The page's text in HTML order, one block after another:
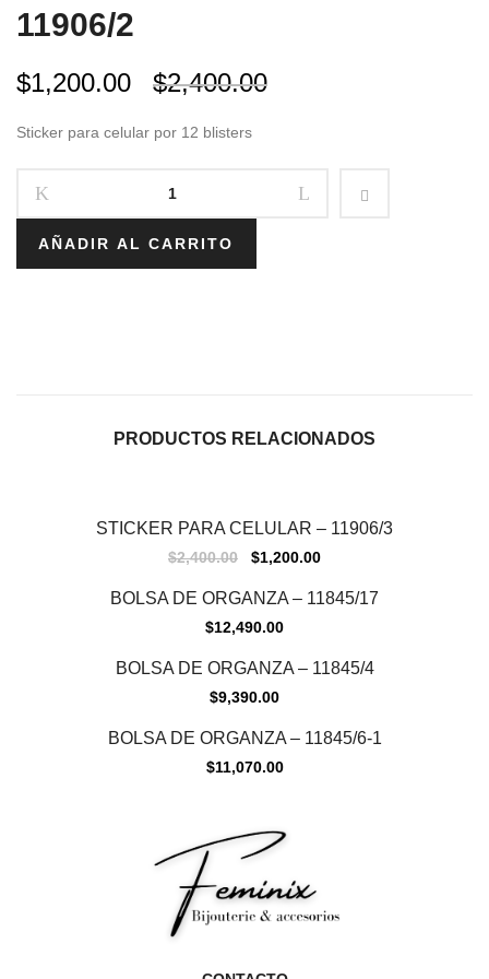
11906/2
$2,400.00
$1,200.00
Sticker para celular por 12 blisters
AÑADIR AL CARRITO
PRODUCTOS RELACIONADOS
STICKER PARA CELULAR – 11906/3
$2,400.00 $1,200.00
BOLSA DE ORGANZA – 11845/17
$12,490.00
BOLSA DE ORGANZA – 11845/4
$9,390.00
BOLSA DE ORGANZA – 11845/6-1
$11,070.00